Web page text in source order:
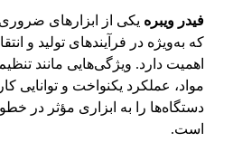
فیدر ویبره یکی از ابزارهای
که به‌ویژه در فرآیندهای تولید و
اهمیت دارد. ویژگی‌هایی مانند
مواد، عملکرد یکنواخت و توانایی
دستگاه‌ها را به ابزاری مؤثر در
است.